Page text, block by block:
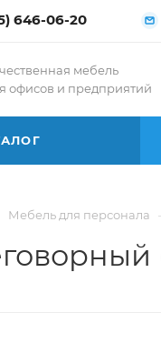
646-06-20
мебель
офисов и предприятий
Мебель для персонала